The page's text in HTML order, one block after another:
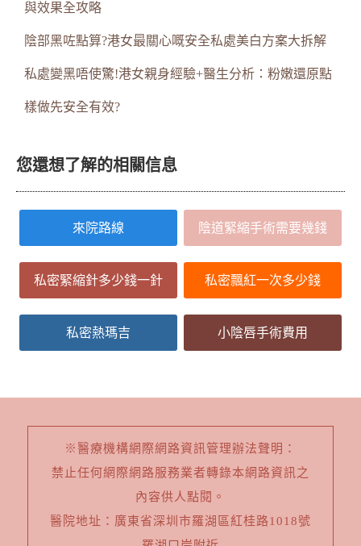
與效果全攻略
陰部黑咗點算?港女最關心嘅安全私處美白方案大拆解
私處變黑唔使驚!港女親身經驗+醫生分析：粉嫩還原點
樣做先安全有效?
您還想了解的相關信息
來院路線 陰道緊縮手術需要幾錢
私密緊縮針多少錢一針 私密飄紅一次多少錢
私密熱瑪吉 小陰唇手術費用
※醫療機構網際網路資訊管理辦法聲明：
禁止任何網際網路服務業者轉錄本網路資訊之
內容供人點閱。
醫院地址：廣東省深圳市羅湖區紅桂路1018號